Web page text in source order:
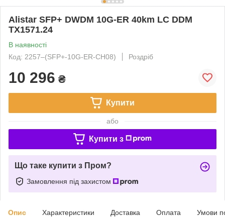
Alistar SFP+ DWDM 10G-ER 40km LC DDM
TX1571.24
В наявності
Код: 2257‒(SFP+-10G-ER-CH08)
Роздріб
10 296 ₴
Купити
або
Купити з
Що таке купити з Пром?
Замовлення під захистом
Опис Характеристики Доставка Оплата Умови